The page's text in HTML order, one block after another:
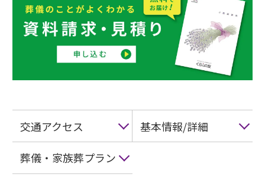
交通アクセス 基本情報/詳細
葬儀・家族葬プラン